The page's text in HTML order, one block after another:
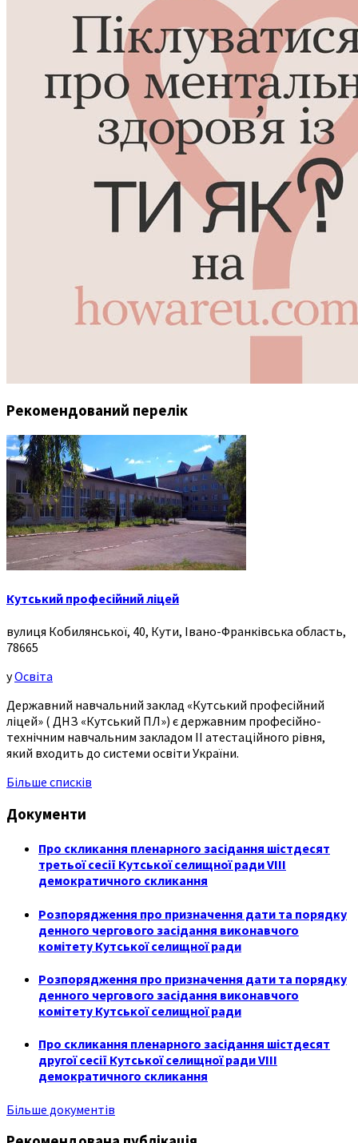
Рекомендований перелік
Кутський професійний ліцей
вулиця Кобилянської, 40, Кути, Івано-Франківська область,
78665
уОсвіта
Державний навчальний заклад «Кутський професійний
ліцей» ( ДНЗ «Кутський ПЛ») є державним професійно-
технічним навчальним закладом ІІ атестаційного рівня,
який входить до системи освіти України.
Більше списків
Документи
Про скликання пленарного засідання шістдесят
третьої сесії Кутської селищної ради VIII
демократичного скликання
Розпорядження про призначення дати та порядку
денного чергового засідання виконавчого
комітету Кутської селищної ради
Розпорядження про призначення дати та порядку
денного чергового засідання виконавчого
комітету Кутської селищної ради
Про скликання пленарного засідання шістдесят
другої сесії Кутської селищної ради VIII
демократичного скликання
Більше документів